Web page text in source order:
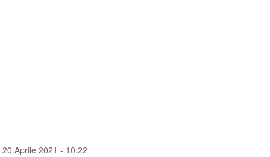
20 Aprile 2021 - 10:22